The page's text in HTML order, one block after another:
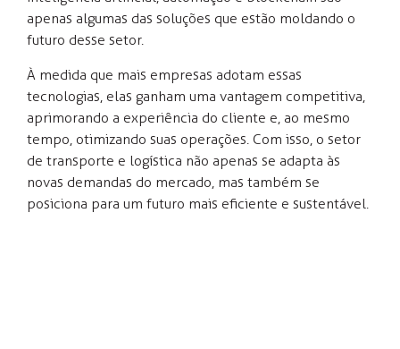
apenas algumas das soluções que estão moldando o
futuro desse setor.
À medida que mais empresas adotam essas
tecnologias, elas ganham uma vantagem competitiva,
aprimorando a experiência do cliente e, ao mesmo
tempo, otimizando suas operações. Com isso, o setor
de transporte e logística não apenas se adapta às
novas demandas do mercado, mas também se
posiciona para um futuro mais eficiente e sustentável.